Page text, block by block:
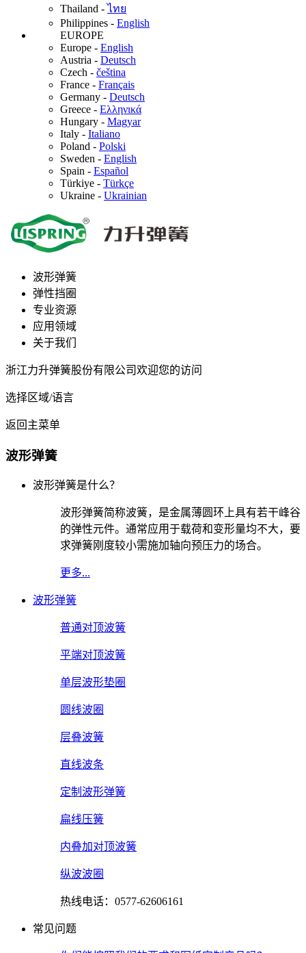
Thailand -ไทย
Philippines - English
EUROPE
Europe - English
Austria - Deutsch
Czech - čeština
France - Français
Germany - Deutsch
Greece - Ελληνικά
Hungary - Magyar
Italy - Italiano
Poland - Polski
Sweden - English
Spain - Español
Türkiye - Türkçe
Ukraine - Ukrainian
波形弹簧
弹性挡圈
专业资源
应用领域
关于我们
浙江力升弹簧股份有限公司欢迎您的访问
选择区域/语言
返回主菜单
波形弹簧
波形弹簧是什么？
波形弹簧简称波簧，是金属薄圆环上具有若干峰谷
的弹性元件。通常应用于载荷和变形量均不大，要
求弹簧刚度较小需施加轴向预压力的场合。
更多...
波形弹簧
普通对顶波簧
平端对顶波簧
单层波形垫圈
圆线波圈
层叠波簧
直线波条
定制波形弹簧
扁线压簧
内叠加对顶波簧
纵波波圈
热线电话：0577-62606161
常见问题